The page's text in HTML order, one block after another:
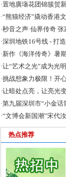
·置地廣塲花团锦簇贺
·“熊猫经济”撬动香港
·秒音之声·仙界传奇
·深圳地铁16号线 - 打
·新作《海洋传奇》暑
·让“艺术之光”成为光
·挑战想象力极限！开
·让暗处点亮，让亮光
·第九届深圳市“小金话
·“文博会新国潮”宋代
热点推荐